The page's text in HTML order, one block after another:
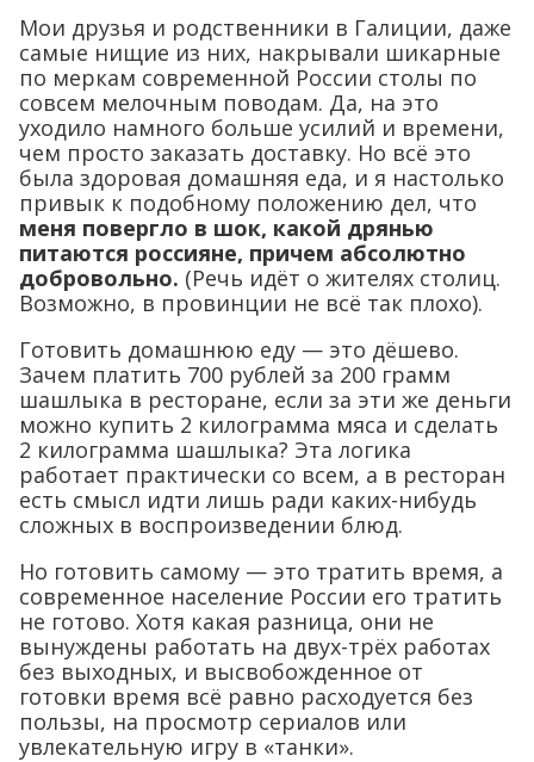
Мои друзья и родственники в Галиции, даже
самые нищие из них, накрывали шикарные
по меркам современной России столы по
совсем мелочным поводам. Да, на это
уходило намного больше усилий и времени,
чем просто заказать доставку. Но всё это
была здоровая домашняя еда, и я настолько
привык к подобному положению дел, что
меня повергло в шок, какой дрянью
питаются россияне, причем абсолютно
добровольно. (Речь идёт о жителях столиц.
Возможно, в провинции не всё так плохо).
Готовить домашнюю еду — это дёшево.
Зачем платить 700 рублей за 200 грамм
шашлыка в ресторане, если за эти же деньги
можно купить 2 килограмма мяса и сделать
2 килограмма шашлыка? Эта логика
работает практически со всем, а в ресторан
есть смысл идти лишь ради каких-нибудь
сложных в воспроизведении блюд.
Но готовить самому — это тратить время, а
современное население России его тратить
не готово. Хотя какая разница, они не
вынуждены работать на двух-трёх работах
без выходных, и высвобожденное от
готовки время всё равно расходуется без
пользы, на просмотр сериалов или
увлекательную игру в «танки».